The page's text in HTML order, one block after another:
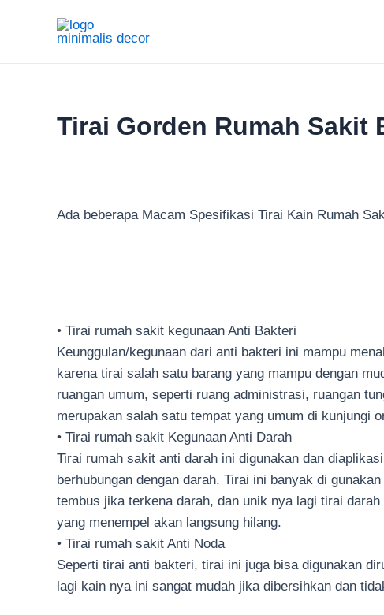
Tirai Gorden Rumah Sakit
Ada beberapa Macam Spesifikasi Tirai Kain Rumah
• Tirai rumah sakit kegunaan Anti Bakteri
Keunggulan/kegunaan dari anti bakteri ini mampu
karena tirai salah satu barang yang mampu dengan
ruangan umum, seperti ruang administrasi, ruangan
merupakan salah satu tempat yang umum di kunjungi
• Tirai rumah sakit Kegunaan Anti Darah
Tirai rumah sakit anti darah ini digunakan dan
berhubungan dengan darah. Tirai ini banyak di
tembus jika terkena darah, dan unik nya lagi tirai
yang menempel akan langsung hilang.
• Tirai rumah sakit Anti Noda
Seperti tirai anti bakteri, tirai ini juga bisa digunakan
lagi kain nya ini sangat mudah jika dibersihkan dan